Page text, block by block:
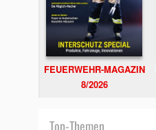
FEUERWEHR-MAGAZIN
8/2026
Top-Themen